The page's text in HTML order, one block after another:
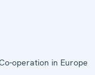
operation in Europe